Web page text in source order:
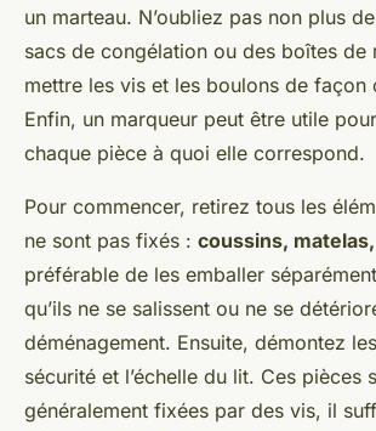
un marteau. N’oubliez pas non plus
sacs de congélation ou des boîtes de
mettre les vis et les boulons de façon
Enfin, un marqueur peut être utile
chaque pièce à quoi elle correspond.
Pour commencer, retirez tous les
ne sont pas fixés : coussins,
préférable de les emballer
qu’ils ne se salissent ou ne se
déménagement. Ensuite, démontez
sécurité et l’échelle du lit. Ces pièces
généralement fixées par des vis, il